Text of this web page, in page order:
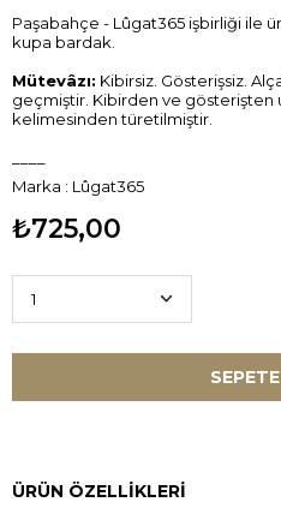
Paşabahçe - Lûgat365 işbirliği ile
kupa bardak.
Mütevâzı: Kibirsiz. Gösterişsiz.
geçmiştir. Kibirden ve gösterişten
kelimesinden türetilmiştir.
Marka : Lûgat365
₺725,00
ÜRÜN ÖZELLIKLERI